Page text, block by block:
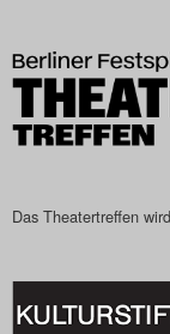
Das Theatertreffen